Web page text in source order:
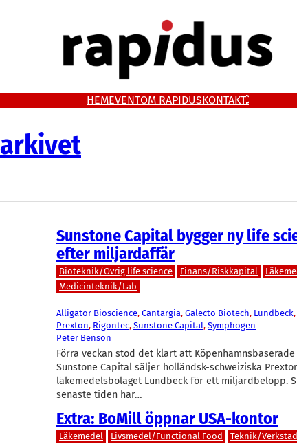
HEMEVENTOM RAPIDUSKONTAKT
arkivet
Sunstone Capital bygger ny life
efter miljardaffär
Bioteknik/Övrig life science Finans/Riskkapital
Medicinteknik/Lab
Alligator Bioscience, Cantargia, Galecto Biotech, Lundbeck,
Prexton, Rigontec, Sunstone Capital, Symphogen
Peter Benson
Förra veckan stod det klart att
Sunstone Capital säljer holländsk-schweiziska
läkemedelsbolaget Lundbeck för ett miljardbelopp.
senaste tiden har…
Extra: BoMill öppnar USA-kontor
Läkemedel Livsmedel/Functional Food Teknik/